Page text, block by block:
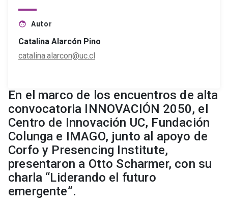
face Autor
Catalina Alarcón Pino
catalina.alarcon@uc.cl
En el marco de los encuentros de alta
convocatoria INNOVACIÓN 2050, el
Centro de Innovación UC, Fundación
Colunga e IMAGO, junto al apoyo de
Corfo y Presencing Institute,
presentaron a Otto Scharmer, con su
charla “Liderando el futuro
emergente”.